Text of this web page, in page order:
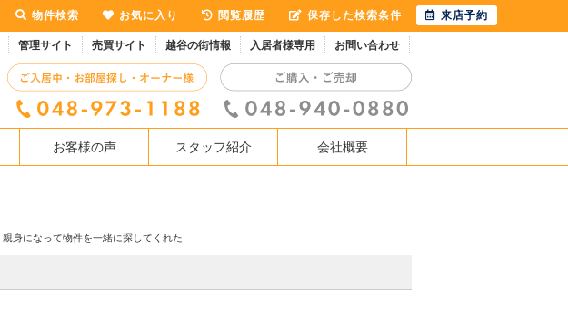
管理サイト 売買サイト 越谷の街情報 入居者様専用 お問い合わせ
お客様の声 スタッフ紹介 会社概要
親身になって物件を一緒に探してくれた
物件検索 お気に入り 閲覧履歴 保存した検索条件 来店予約